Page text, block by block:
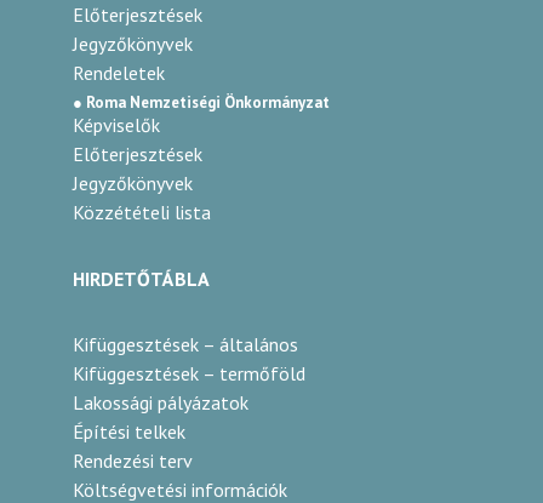
Előterjesztések
Jegyzőkönyvek
Rendeletek
● Roma Nemzetiségi Önkormányzat
Képviselők
Előterjesztések
Jegyzőkönyvek
Közzétételi lista
HIRDETŐTÁBLA
Kifüggesztések – általános
Kifüggesztések – termőföld
Lakossági pályázatok
Építési telkek
Rendezési terv
Költségvetési információk